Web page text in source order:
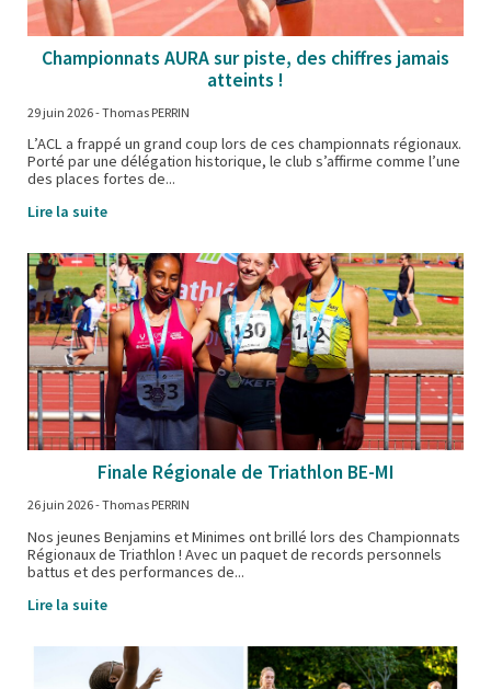
Championnats AURA sur piste, des chiffres jamais
atteints !
29 juin 2026- Thomas PERRIN
L’ACL a frappé un grand coup lors de ces championnats régionaux.
Porté par une délégation historique, le club s’affirme comme l’une
des places fortes de...
Lire la suite
Finale Régionale de Triathlon BE-MI
26 juin 2026- Thomas PERRIN
Nos jeunes Benjamins et Minimes ont brillé lors des Championnats
Régionaux de Triathlon ! Avec un paquet de records personnels
battus et des performances de...
Lire la suite